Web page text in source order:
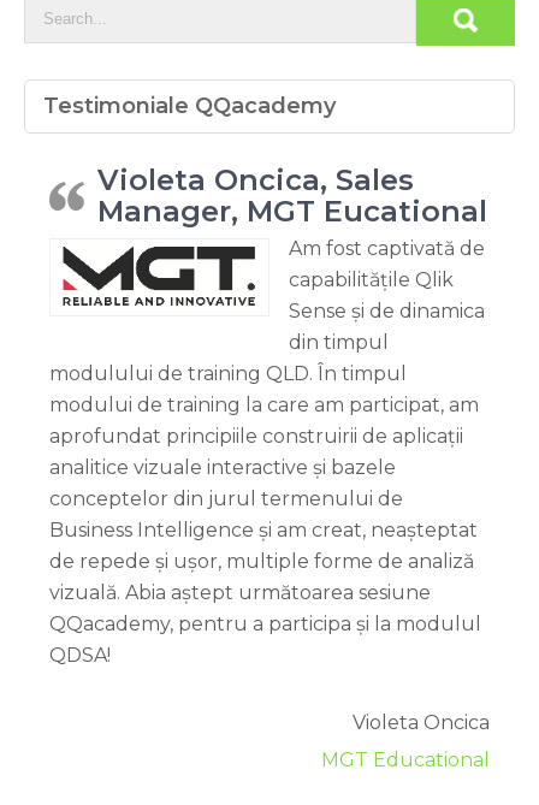
Testimoniale QQacademy
Violeta Oncica, Sales
Manager, MGT Eucational
Am fost captivată de
capabilitățile Qlik
Sense și de dinamica
din timpul
modulului de training QLD. În timpul
modului de training la care am participat, am
aprofundat principiile construirii de aplicații
analitice vizuale interactive și bazele
conceptelor din jurul termenului de
Business Intelligence și am creat, neașteptat
de repede și ușor, multiple forme de analiză
vizuală. Abia aștept următoarea sesiune
QQacademy, pentru a participa și la modulul
QDSA!
Violeta Oncica
MGT Educational